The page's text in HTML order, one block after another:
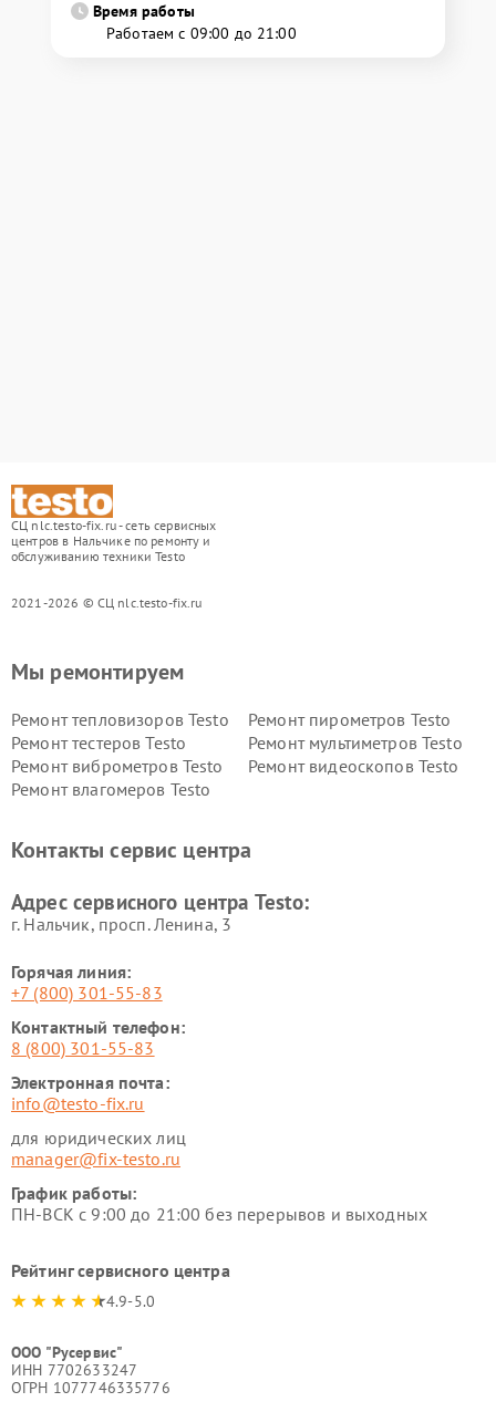
Время работы
Работаем с 09:00 до 21:00
СЦ nlc.testo-fix.ru - сеть сервисных
центров в Нальчике по ремонту и
обслуживанию техники Testo
2021-2026 © СЦ nlc.testo-fix.ru
Мы ремонтируем
Ремонт тепловизоров Testo
Ремонт пирометров Testo
Ремонт тестеров Testo
Ремонт мультиметров Testo
Ремонт виброметров Testo
Ремонт видеоскопов Testo
Ремонт влагомеров Testo
Контакты сервис центра
Адрес сервисного центра Testo:
г. Нальчик, просп. Ленина, 3
Горячая линия:
+7 (800) 301-55-83
Контактный телефон:
8 (800) 301-55-83
Электронная почта:
info@testo-fix.ru
для юридических лиц
manager@fix-testo.ru
График работы:
ПН-ВСК с 9:00 до 21:00 без перерывов и выходных
Рейтинг сервисного центра
4.9-5.0
ООО "Русервис"
ИНН 7702633247
ОГРН 1077746335776